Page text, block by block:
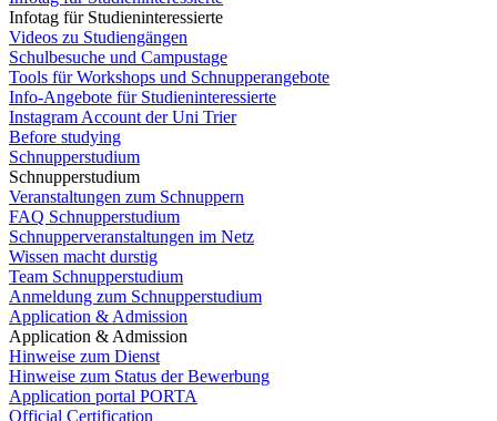
Infotag für Studieninteressierte
Videos zu Studiengängen
Schulbesuche und Campustage
Tools für Workshops und Schnupperangebote
Info-Angebote für Studieninteressierte
Instagram Account der Uni Trier
Before studying
Schnupperstudium
Schnupperstudium
Veranstaltungen zum Schnuppern
FAQ Schnupperstudium
Schnupperveranstaltungen im Netz
Wissen macht durstig
Team Schnupperstudium
Anmeldung zum Schnupperstudium
Application & Admission
Application & Admission
Hinweise zum Dienst
Hinweise zum Status der Bewerbung
Application portal PORTA
Official Certification